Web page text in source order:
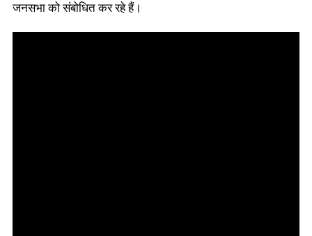
जनसभा को संबोधित कर रहे हैं।